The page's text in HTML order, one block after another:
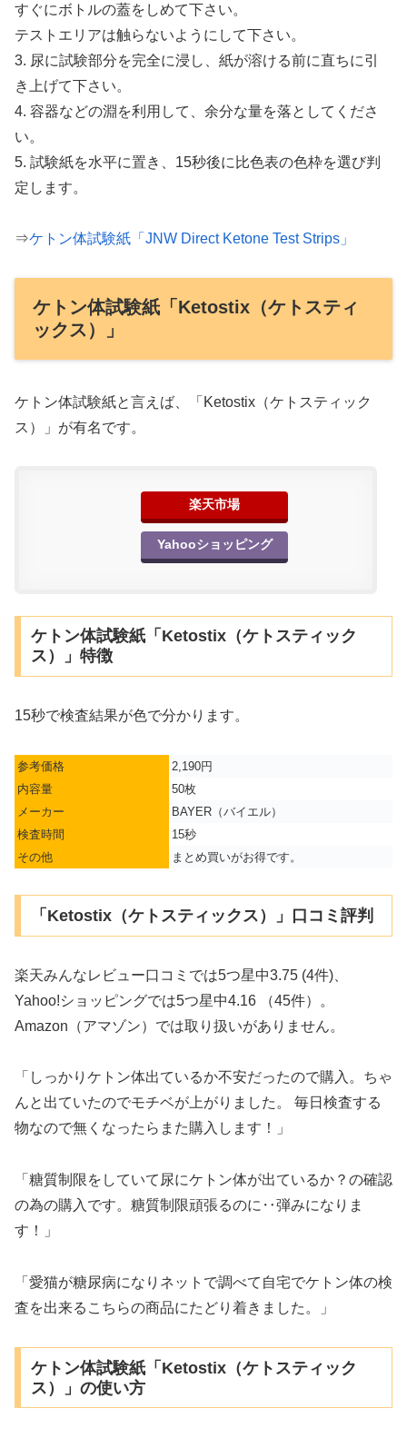
すぐにボトルの蓋をしめて下さい。
テストエリアは触らないようにして下さい。
3. 尿に試験部分を完全に浸し、紙が溶ける前に直ちに引
き上げて下さい。
4. 容器などの淵を利用して、余分な量を落としてくださ
い。
5. 試験紙を水平に置き、15秒後に比色表の色枠を選び判
定します。
⇒ケトン体試験紙「JNW Direct Ketone Test Strips」
ケトン体試験紙「Ketostix（ケトスティ
ックス）」
ケトン体試験紙と言えば、「Ketostix（ケトスティック
ス）」が有名です。
楽天市場
Yahooショッピング
ケトン体試験紙「Ketostix（ケトスティック
ス）」特徴
15秒で検査結果が色で分かります。
参考価格
2,190円
内容量
50枚
メーカー
BAYER（バイエル）
検査時間
15秒
その他
まとめ買いがお得です。
「Ketostix（ケトスティックス）」口コミ評判
楽天みんなレビュー口コミでは5つ星中3.75 (4件)、
Yahoo!ショッピングでは5つ星中4.16 （45件）。
Amazon（アマゾン）では取り扱いがありません。
「しっかりケトン体出ているか不安だったので購入。ちゃ
んと出ていたのでモチベが上がりました。 毎日検査する
物なので無くなったらまた購入します！」
「糖質制限をしていて尿にケトン体が出ているか？の確認
の為の購入です。糖質制限頑張るのに‥弾みになりま
す！」
「愛猫が糖尿病になりネットで調べて自宅でケトン体の検
査を出来るこちらの商品にたどり着きました。」
ケトン体試験紙「Ketostix（ケトスティック
ス）」の使い方